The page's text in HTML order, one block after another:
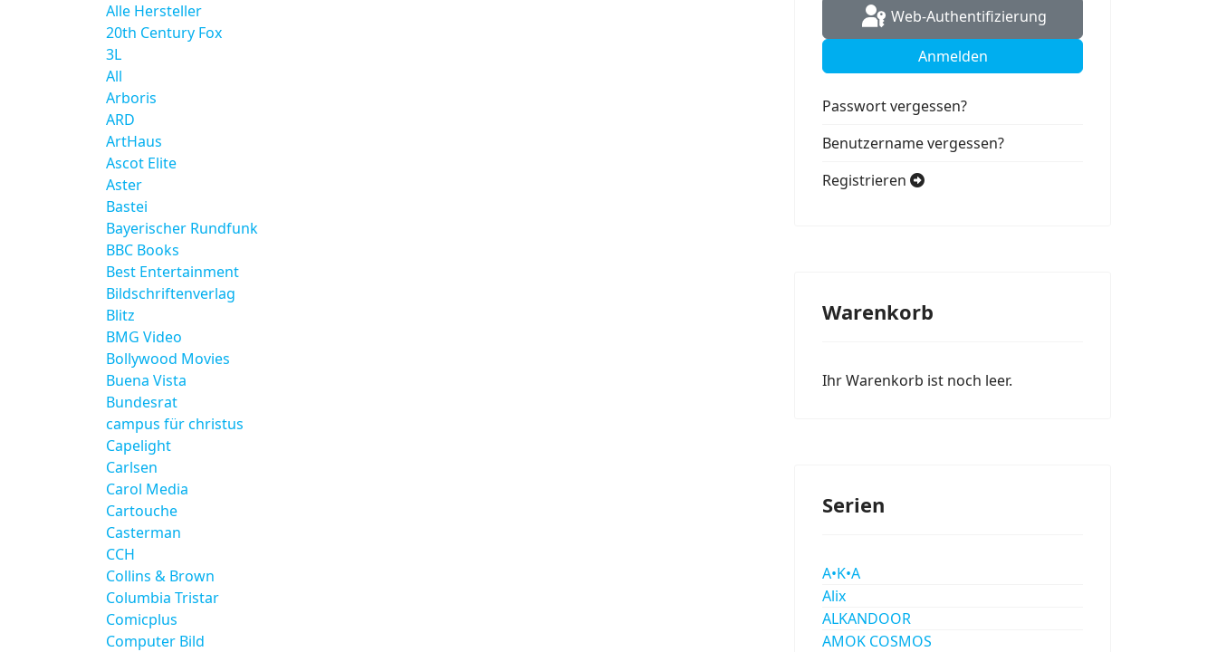
Alle Hersteller
20th Century Fox
3L
All
Arboris
ARD
ArtHaus
Ascot Elite
Aster
Bastei
Bayerischer Rundfunk
BBC Books
Best Entertainment
Bildschriftenverlag
Blitz
BMG Video
Bollywood Movies
Buena Vista
Bundesrat
campus für christus
Capelight
Carlsen
Carol Media
Cartouche
Casterman
CCH
Collins & Brown
Columbia Tristar
Comicplus
Computer Bild
Web-Authentifizierung
Anmelden
Passwort vergessen?
Benutzername vergessen?
Registrieren
Warenkorb
Ihr Warenkorb ist noch leer.
Serien
A•K•A
Alix
ALKANDOOR
AMOK COSMOS